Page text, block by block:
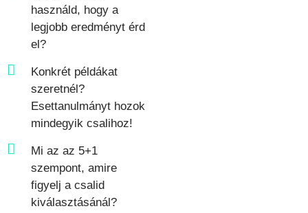
használd, hogy a
legjobb eredményt érd
el?
Konkrét példákat
szeretnél?
Esettanulmányt hozok
mindegyik csalihoz!
Mi az az 5+1
szempont, amire
figyelj a csalid
kiválasztásánál?